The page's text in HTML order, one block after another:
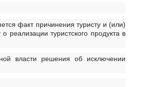
факт причинения туристу и (или)
реализации туристского продукта в
власти решения об исключении